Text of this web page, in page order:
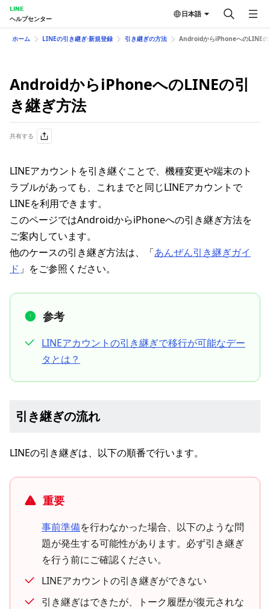
LINE
ヘルプセンター
日本語
ホーム LINEの引き継ぎ⋅新規登録 引き継ぎの方法 AndroidからiPhoneへのLINEの
AndroidからiPhoneへのLINEの引
き継ぎ方法
共有する
LINEアカウントを引き継ぐことで、機種変更や端末のト
ラブルがあっても、これまでと同じLINEアカウントで
LINEを利用できます。
このページではAndroidからiPhoneへの引き継ぎ方法を
ご案内しています。
他のケースの引き継ぎ方法は、「あんぜん引き継ぎガイ
ド 」をご参照ください。
参考
LINEアカウントの引き継ぎで移行が可能なデー
タとは？
引き継ぎの流れ
LINEの引き継ぎは、以下の順番で行います。
重要
事前準備を行わなかった場合、以下のような問
題が発生する可能性があります。必ず引き継ぎ
を行う前にご確認ください。
LINEアカウントの引き継ぎができない
引き継ぎはできたが、トーク履歴が復元されな